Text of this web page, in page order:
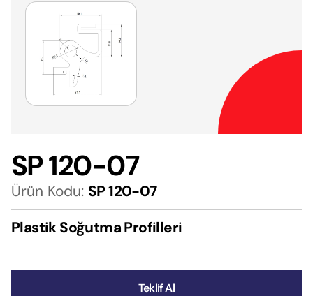
SP 120-07
Ürün Kodu: SP 120-07
Plastik Soğutma Profilleri
Teklif Al